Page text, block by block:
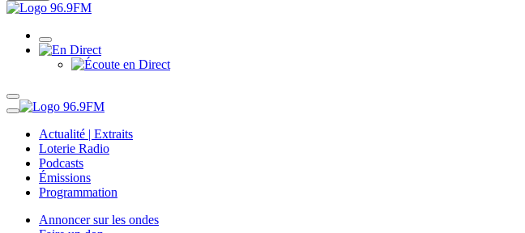
Actualité | Extraits
Loterie Radio
Podcasts
Émissions
Programmation
Annoncer sur les ondes